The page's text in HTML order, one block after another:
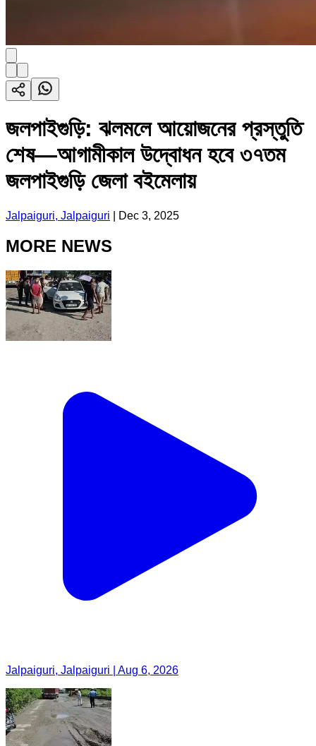
জলপাইগুড়ি: ঝলমলে আয়োজনের প্রস্তুতি
শেষ—আগামীকাল উদ্বোধন হবে ৩৭তম
জলপাইগুড়ি জেলা বইমেলায়
Jalpaiguri, Jalpaiguri Dec 3, 2025
MORE NEWS
Jalpaiguri, Jalpaiguri | Aug 6, 2026